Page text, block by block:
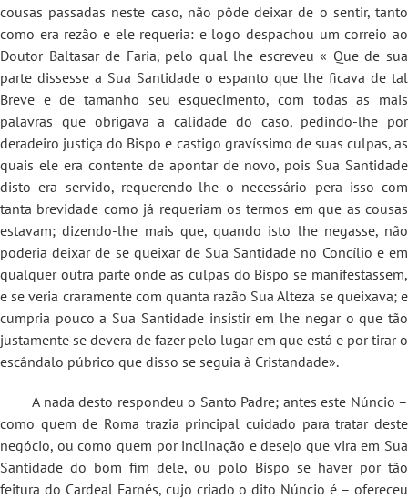
cousas passadas neste caso, não pôde deixar de o sentir, tanto
como era rezão e ele requeria: e logo despachou um correio ao
Doutor Baltasar de Faria, pelo qual lhe escreveu « Que de sua
parte dissesse a Sua Santidade o espanto que lhe ficava de tal
Breve e de tamanho seu esquecimento, com todas as mais
palavras que obrigava a calidade do caso, pedindo-lhe por
deradeiro justiça do Bispo e castigo gravíssimo de suas culpas, as
quais ele era contente de apontar de novo, pois Sua Santidade
disto era servido, requerendo-lhe o necessário pera isso com
tanta brevidade como já requeriam os termos em que as cousas
estavam; dizendo-lhe mais que, quando isto lhe negasse, não
poderia deixar de se queixar de Sua Santidade no Concílio e em
qualquer outra parte onde as culpas do Bispo se manifestassem,
e se veria craramente com quanta razão Sua Alteza se queixava; e
cumpria pouco a Sua Santidade insistir em lhe negar o que tão
justamente se devera de fazer pelo lugar em que está e por tirar o
escândalo púbrico que disso se seguia à Cristandade».
A nada desto respondeu o Santo Padre; antes este Núncio –
como quem de Roma trazia principal cuidado para tratar deste
negócio, ou como quem por inclinação e desejo que vira em Sua
Santidade do bom fim dele, ou polo Bispo se haver por tão
feitura do Cardeal Farnés, cujo criado o dito Núncio é – ofereceu